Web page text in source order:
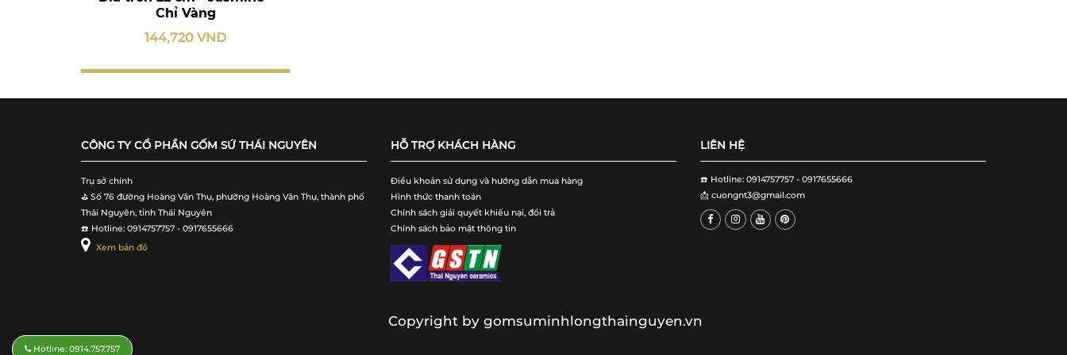
Chỉ Vàng
144,720 VND
CÔNG TY CỔ PHẦN GỐM SỨ THÁI NGUYÊN
Trụ sở chính
⛳️ Số 76 đường Hoàng Văn Thụ, phường Hoàng Văn Thụ, thành phố
Thái Nguyên, tỉnh Thái Nguyên
☎️ Hotline: 0914757757 - 0917655666
Xem bản đồ
HỖ TRỢ KHÁCH HÀNG
Điều khoản sử dụng và hướng dẫn mua hàng
Hình thức thanh toán
Chính sách giải quyết khiếu nại, đổi trả
Chính sách bảo mật thông tin
LIÊN HỆ
☎️ Hotline: 0914757757 - 0917655666
📩 cuongnt3@gmail.com
Copyright by gomsuminhlongthainguyen.vn
Hotline: 0914.757.757